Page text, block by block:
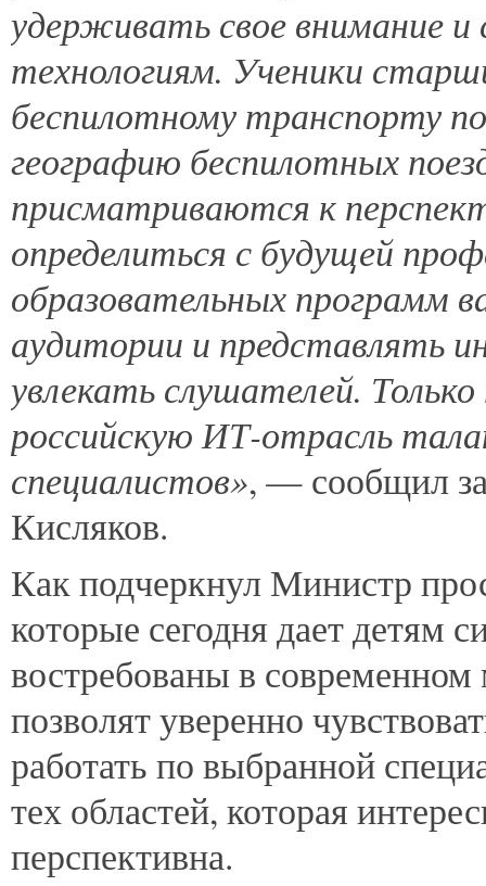
удерживать свое внимание
технологиям. Ученики
беспилотному транспорту
географию беспилотных
присматриваются к
определиться с будущей
образовательных программ
аудитории и представлять
увлекать слушателей.
российскую ИТ-отрасль
специалистов», — сообщил
Кисляков.
Как подчеркнул Министр
которые сегодня дает детям
востребованы в
позволят уверенно
работать по выбранной
тех областей, которая
перспективна.